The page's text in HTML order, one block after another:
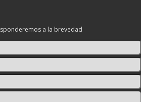
a la brevedad